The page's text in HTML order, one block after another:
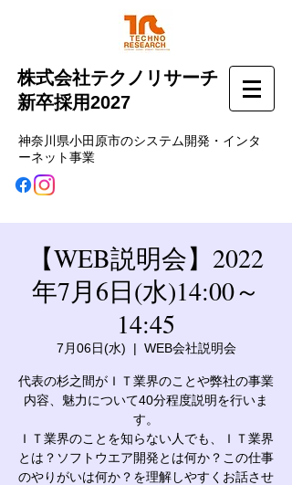
株式会社テクノリサーチ
新卒採用2027
神奈川県小田原市のシステム開発・インタ
ーネット事業
【WEB説明会】2022
年7月6日(水)14:00～
14:45
7月06日(水)
  |
WEB会社説明会
代表の杉之間がＩＴ業界のことや弊社の事業
内容、魅力について40分程度説明を行いま
す。
ＩＴ業界のことを知らない人でも、ＩＴ業界
とは？ソフトウエア開発とは何か？この仕事
のやりがいは何か？を理解しやすくお話させ